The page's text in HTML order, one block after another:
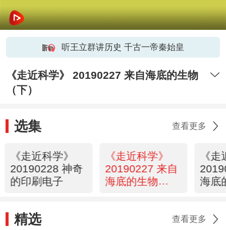
听王立群讲历史 千古一帝秦始皇
《走近科学》 20190227 来自海底的生物
（下）
选集 查看更多
《走近科学》
20190228 神奇
的印刷电子
《走近科学》
20190227 来自
海底的生物
《
海底
精选 查看更多